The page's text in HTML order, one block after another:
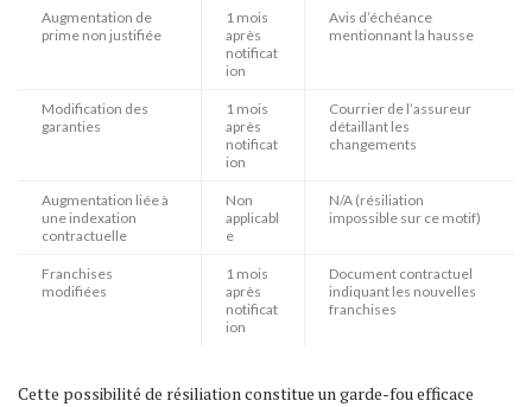
Augmentation de
prime non justifiée
1 mois
après
notificat
ion
Avis d’échéance
mentionnant la hausse
Modification des
garanties
1 mois
après
notificat
ion
Courrier de l’assureur
détaillant les
changements
Augmentation liée à
une indexation
contractuelle
Non
applicabl
e
N/A (résiliation
impossible sur ce motif)
Franchises
modifiées
1 mois
après
notificat
ion
Document contractuel
indiquant les nouvelles
franchises
Cette possibilité de résiliation constitue un garde-fou efficace